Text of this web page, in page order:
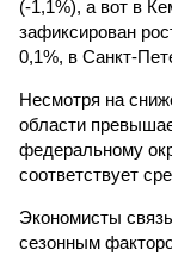
(-1,1%), а вот в
зафиксирован
0,1%, в Санкт-
Несмотря на
области
федеральному
соответствует
Экономисты
сезонным